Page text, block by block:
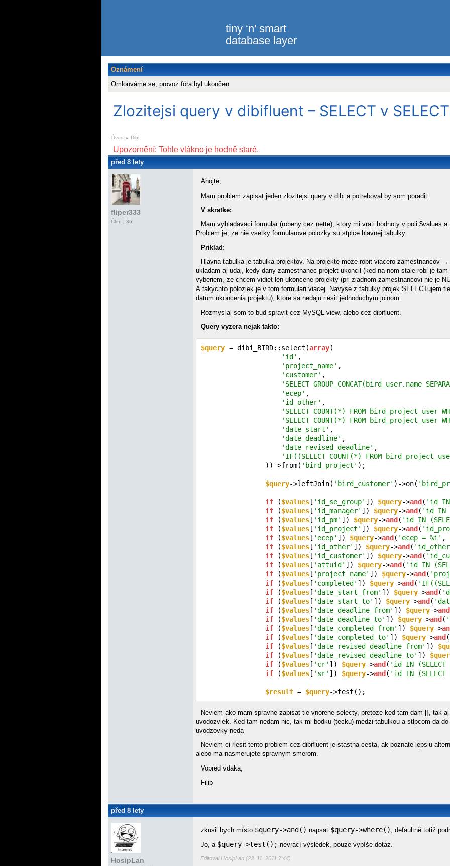
tiny ‘n’ smart
database layer
Oznámení
Omlouváme se, provoz fóra byl ukončen
Zlozitejsi query v dibifluent – SELECT v
Úvod » Dibi
Upozornění: Tohle vlákno je hodně staré.
před 8 lety
fliper333
Člen | 36
Ahojte,
Mam problem zapisat jeden zlozitejsi query v dibi a potreboval by som poradit.
V skratke:
Mam vyhladavaci formular (robeny cez nette), ktory mi vrati hodnoty v poli $values
Problem je, ze nie vsetky formularove polozky su stplce hlavnej tabulky.
Priklad:
Hlavna tabulka je tabulka projektov. Na projekte moze robit viacero zamestnancov
ukladam aj udaj, kedy dany zamestnanec projekt ukoncil (ked na nom stale robi je
vyberiem, ze chcem vidiet len ukoncene projekty (pri ziadnom zamestnancovi nie je
A takychto poloziek je v tom formulari viacej. Navyse z tabulky projek SELECTujem
datum ukoncenia projektu), ktore sa nedaju riesit jednoduchym joinom.
Rozmyslal som to bud spravit cez MySQL view, alebo cez dibifluent.
Query vyzera nejak takto:
$query = dibi_BIRD::select(array(
'id' ,
'project_name' ,
'customer' ,
'SELECT
'ecep' ,
'id_other' ,
'SELECT COUNT(*) FROM
'SELECT COUNT(*) FROM
'date_start' ,
'date_deadline' ,
'date_revised_deadline' ,
'IF((SELECT COUNT(*) FROM
                ))->from(
'bird_project' );
$query->leftJoin( 'bird_customer' )->on(
if ($values [ 'id_se_group' ]) $query->and ( 'id IN
if ($values [ 'id_manager' ]) $query->and ( 'id IN
if ($values [ 'id_pm' ]) $query->and ( 'id IN
if ($values [ 'id_project' ]) $query->and (
if ($values [ 'ecep' ]) $query->and ( 'ecep = %i' ,
if ($values [ 'id_other' ]) $query->and (
if ($values [ 'id_customer' ]) $query->and (
if ($values [ 'attuid' ]) $query->and ( 'id IN
if ($values [ 'project_name' ]) $query->and (
if ($values [ 'completed' ]) $query->and (
if ($values [ 'date_start_from' ]) $query->and (
if ($values [ 'date_start_to' ]) $query->and (
if ($values [ 'date_deadline_from' ]) $query->and
if ($values [ 'date_deadline_to' ]) $query->and (
if ($values [ 'date_completed_from' ]) $query->
if ($values [ 'date_completed_to' ]) $query->and (
if ($values [ 'date_revised_deadline_from' ])
if ($values [ 'date_revised_deadline_to' ])
if ($values [ 'cr' ]) $query->and ( 'id IN (SELECT
if ($values [ 'sr' ]) $query->and ( 'id IN (SELECT
$result = $query->test();
Neviem ako mam spravne zapisat tie vnorene selecty, pretoze ked tam dam [], tak
uvodozviek. Ked tam nedam nic, tak mi bodku (tecku) medzi tabulkou a stlpcom da
uvodzovky neda
Neviem ci riesit tento problem cez dibifluent je stastna cesta, ak poznate lepsiu
alebo ma nasmerujete spravnym smerom.
Vopred vdaka,
Filip
před 8 lety
HosipLan
zkusil bych místo $query->and() napsat $query->where()
, defaultně totiž
Jo, a $query->test(); nevrací výsledek, pouze vypíše dotaz.
Editoval HosipLan (23. 11. 2011 7:44)